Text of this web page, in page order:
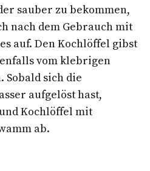
sauber zu bekommen,
nach dem Gebrauch mit
auf. Den Kochlöffel gibst
vom klebrigen
Sobald sich die
aufgelöst hast,
Kochlöffel mit
ab.